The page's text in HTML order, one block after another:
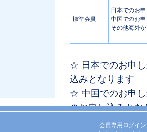
標準会員
日本でのお
中国でのお
その他海外
☆ 日本でのお申し
込みとなります
☆ 中国でのお申し
のお申し込みとな